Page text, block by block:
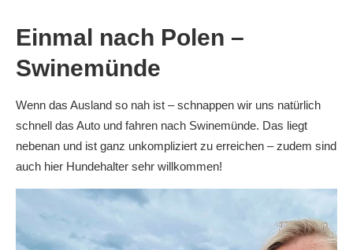
Einmal nach Polen –
Swinemünde
Wenn das Ausland so nah ist – schnappen wir uns natürlich
schnell das Auto und fahren nach Swinemünde. Das liegt
nebenan und ist ganz unkompliziert zu erreichen – zudem sind
auch hier Hundehalter sehr willkommen!